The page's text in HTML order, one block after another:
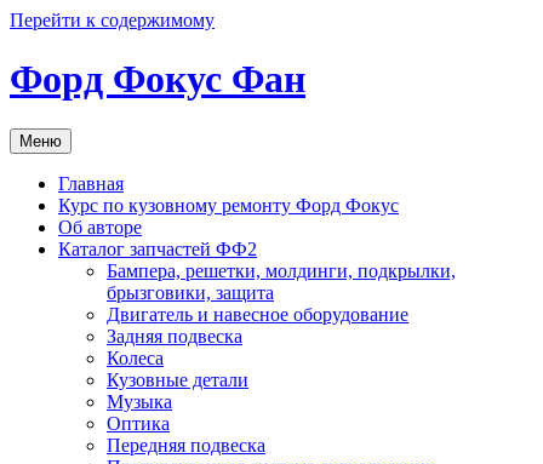
Перейти к содержимому
Форд Фокус Фан
Меню
Главная
Курс по кузовному ремонту Форд Фокус
Об авторе
Каталог запчастей ФФ2
Бампера, решетки, молдинги, подкрылки,
брызговики, защита
Двигатель и навесное оборудование
Задняя подвеска
Колеса
Кузовные детали
Музыка
Оптика
Передняя подвеска